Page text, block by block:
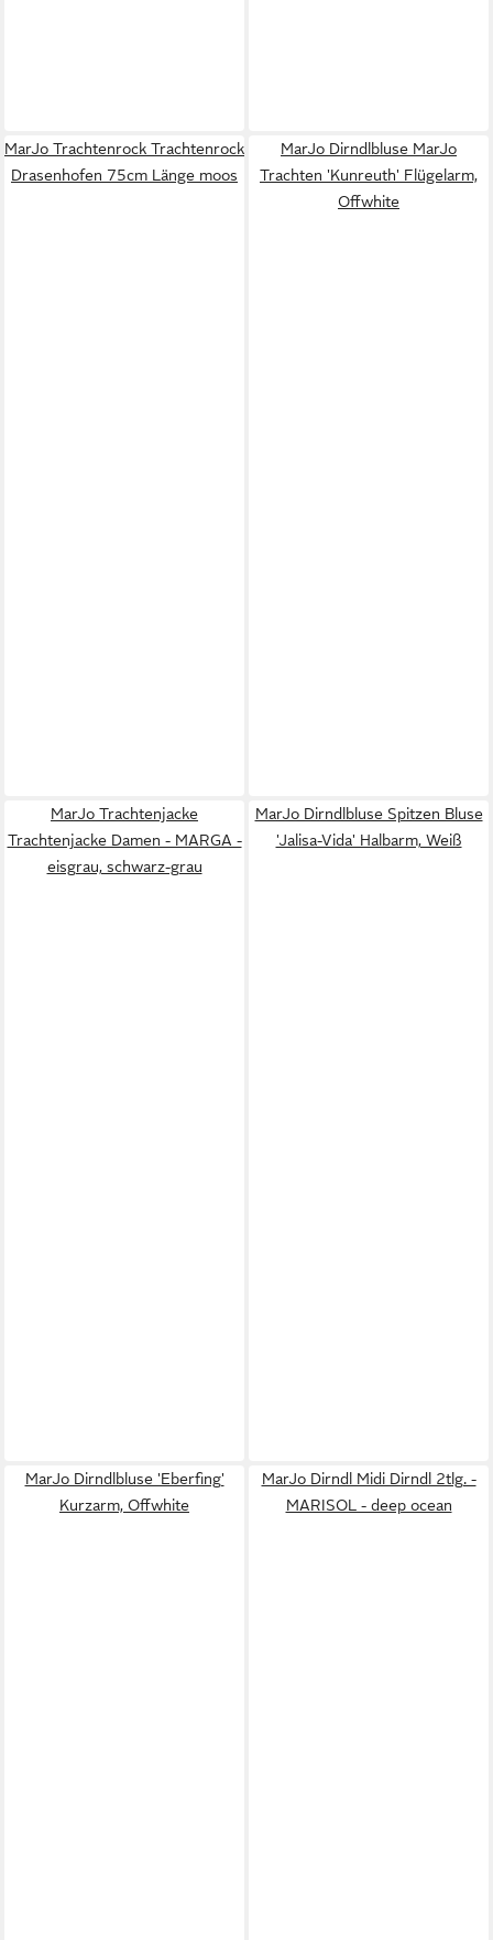
MarJo Trachtenrock Trachtenrock
Drasenhofen 75cm Länge moos
MarJo Dirndlbluse MarJo
Trachten 'Kunreuth' Flügelarm,
Offwhite
MarJo Trachtenjacke
Trachtenjacke Damen - MARGA -
eisgrau, schwarz-grau
MarJo Dirndlbluse Spitzen Bluse
'Jalisa-Vida' Halbarm, Weiß
MarJo Dirndlbluse 'Eberfing'
Kurzarm, Offwhite
MarJo Dirndl Midi Dirndl 2tlg. -
MARISOL - deep ocean